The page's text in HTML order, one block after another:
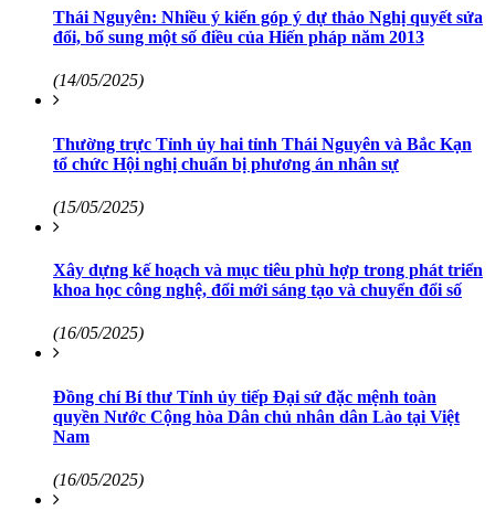
Thái Nguyên: Nhiều ý kiến góp ý dự thảo Nghị quyết sửa
đổi, bổ sung một số điều của Hiến pháp năm 2013
(14/05/2025)
Thường trực Tỉnh ủy hai tỉnh Thái Nguyên và Bắc Kạn
tổ chức Hội nghị chuẩn bị phương án nhân sự
(15/05/2025)
Xây dựng kế hoạch và mục tiêu phù hợp trong phát triển
khoa học công nghệ, đổi mới sáng tạo và chuyển đổi số
(16/05/2025)
Đồng chí Bí thư Tỉnh ủy tiếp Đại sứ đặc mệnh toàn
quyền Nước Cộng hòa Dân chủ nhân dân Lào tại Việt
Nam
(16/05/2025)